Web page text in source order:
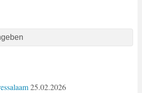
25.02.2026